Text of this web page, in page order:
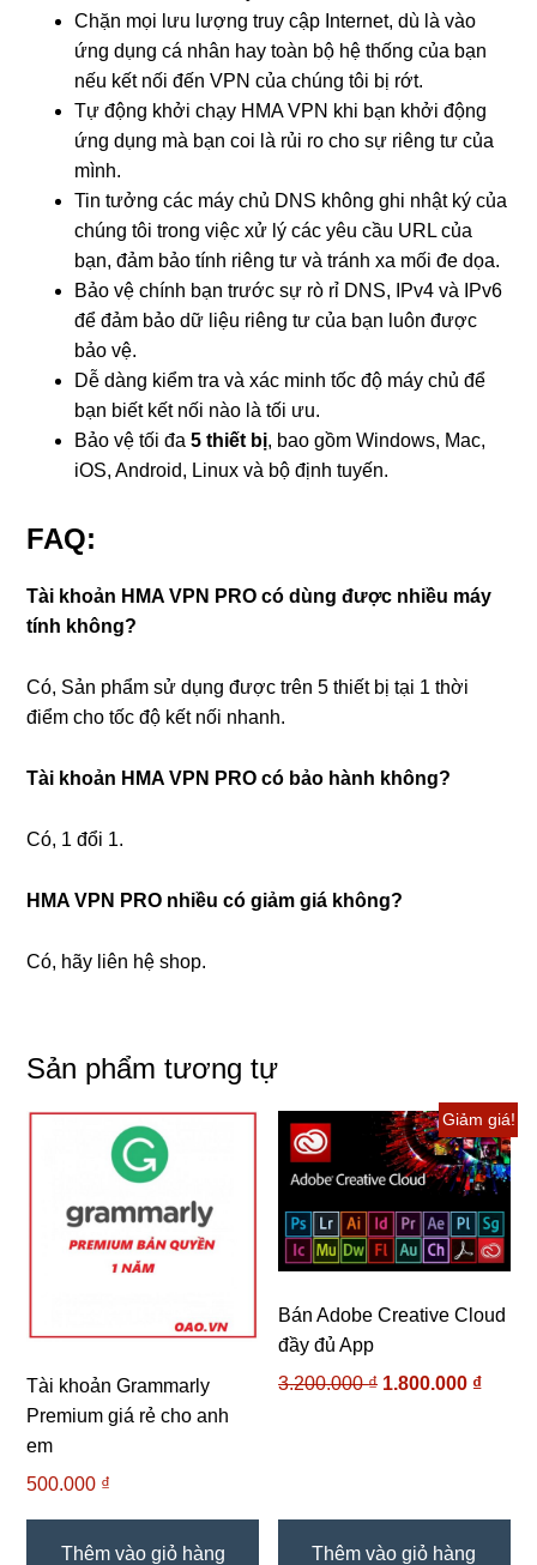
Chặn mọi lưu lượng truy cập Internet, dù là vào
ứng dụng cá nhân hay toàn bộ hệ thống của bạn
nếu kết nối đến VPN của chúng tôi bị rớt.
Tự động khởi chạy HMA VPN khi bạn khởi động
ứng dụng mà bạn coi là rủi ro cho sự riêng tư của
mình.
Tin tưởng các máy chủ DNS không ghi nhật ký của
chúng tôi trong việc xử lý các yêu cầu URL của
bạn, đảm bảo tính riêng tư và tránh xa mối đe dọa.
Bảo vệ chính bạn trước sự rò rỉ DNS, IPv4 và IPv6
để đảm bảo dữ liệu riêng tư của bạn luôn được
bảo vệ.
Dễ dàng kiểm tra và xác minh tốc độ máy chủ để
bạn biết kết nối nào là tối ưu.
Bảo vệ tối đa5 thiết bị, bao gồm Windows, Mac,
iOS, Android, Linux và bộ định tuyến.
FAQ:
Tài khoản HMA VPN PRO có dùng được nhiều máy
tính không?
Có, Sản phẩm sử dụng được trên 5 thiết bị tại 1 thời
điểm cho tốc độ kết nối nhanh.
Tài khoản HMA VPN PRO có bảo hành không?
Có, 1 đổi 1.
HMA VPN PRO nhiều có giảm giá không?
Có, hãy liên hệ shop.
Sản phẩm tương tự
Tài khoản Grammarly
Premium giá rẻ cho anh
em
500.000 ₫
Thêm vào giỏ hàng
Giảm giá!
Bán Adobe Creative Cloud
đầy đủ App
3.200.000₫ Giá
1.800.000 ₫Giá
Thêm vào giỏ hàng